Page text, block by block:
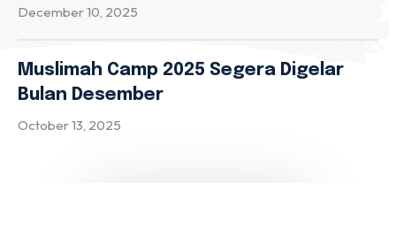
December 10, 2025
Muslimah Camp 2025 Segera Digelar
Bulan Desember
October 13, 2025